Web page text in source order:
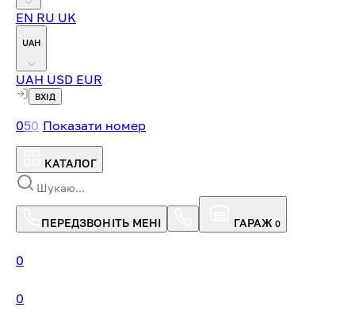
EN RU UK
UAH
UAH USD EUR
ВХІД
050 Показати номер
КАТАЛОГ
ПЕРЕДЗВОНІТЬ МЕНІ ГАРАЖ 0
0
0